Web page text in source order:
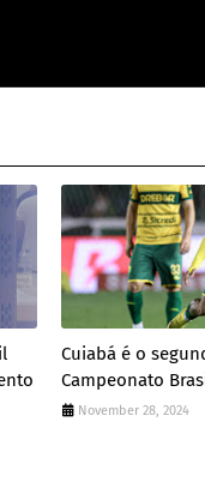
Cuiabá é o
Campeonato
November 28, 2024